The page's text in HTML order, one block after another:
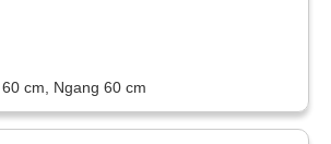
cm, Ngang 60 cm